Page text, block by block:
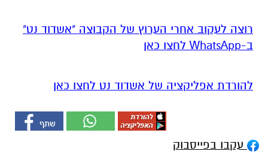
רוצה לעקוב אחרי הערוץ של הקבוצה "אשדוד נט"
ב-WhatsApp לחצו כאן
להורדת אפליקציה של אשדוד נט לחצו כאן
עקבו בפייסבוק